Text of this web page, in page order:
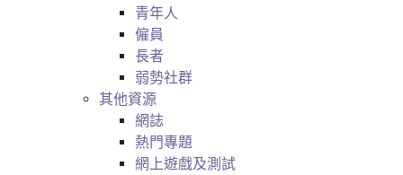
青年人
僱員
長者
弱勢社群
其他資源
網誌
熱門專題
網上遊戲及測試